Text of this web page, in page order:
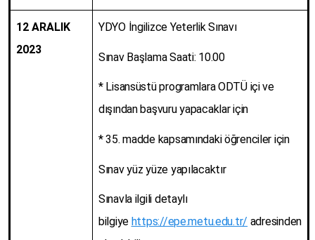
12 ARALIK
2023
YDYO İngilizce Yeterlik Sınavı
Sınav Başlama Saati: 10.00
* Lisansüstü programlara ODTÜ içi ve
dışından başvuru yapacaklar için
* 35. madde kapsamındaki öğrenciler için
Sınav yüz yüze yapılacaktır
Sınavla ilgili detaylı
bilgiye https://epe.metu.edu.tr/ adresinden